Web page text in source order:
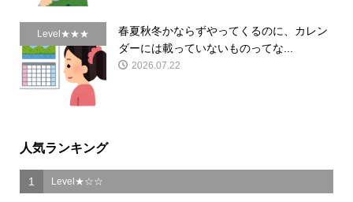
Level★★★
春夏秋冬かならずやってくるのに、カレン
ダーには載っていないものってな...
2026.07.22
人気ランキング
1 Level★☆☆